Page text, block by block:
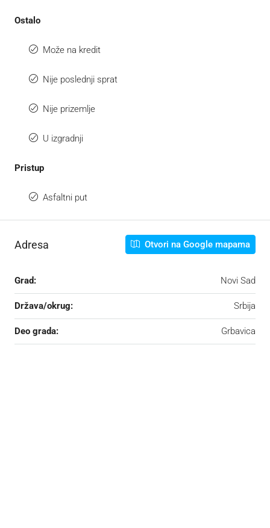
Ostalo
Može na kredit
Nije poslednji sprat
Nije prizemlje
U izgradnji
Pristup
Asfaltni put
Adresa Otvori na Google mapama
Grad: Novi Sad
Država/okrug: Srbija
Deo grada: Grbavica